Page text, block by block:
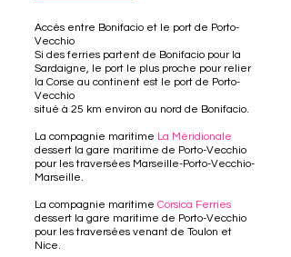
Accès entre Bonifacio et le port de Porto-
Vecchio
Si des ferries partent de Bonifacio pour la
Sardaigne, le port le plus proche pour relier
la Corse au continent est le port de Porto-
Vecchio
situé à 25 km environ au nord de Bonifacio.
La compagnie maritime La Méridionale
dessert la gare maritime de Porto-Vecchio
pour les traversées Marseille-Porto-Vecchio-
Marseille.
La compagnie maritime Corsica Ferries
dessert la gare maritime de Porto-Vecchio
pour les traversées venant de Toulon et
Nice.